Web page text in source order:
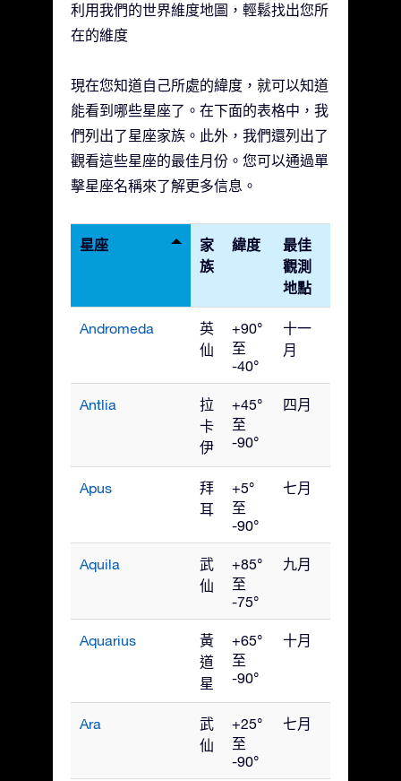
利用我們的世界維度地圖，輕鬆找出您所
在的維度
現在您知道自己所處的緯度，就可以知道
能看到哪些星座了。在下面的表格中，我
們列出了星座家族。此外，我們還列出了
觀看這些星座的最佳月份。您可以通過單
擊星座名稱來了解更多信息。
星座
家
族
緯度
最佳
觀測
地點
Andromeda
英
仙
+90°
至
-40°
十一
月
Antlia
拉
卡
伊
+45°
至
-90°
四月
Apus
拜
耳
+5°
至
-90°
七月
Aquila
武
仙
+85°
至
-75°
九月
Aquarius
黃
道
星
+65°
至
-90°
十月
Ara
武
仙
+25°
至
-90°
七月